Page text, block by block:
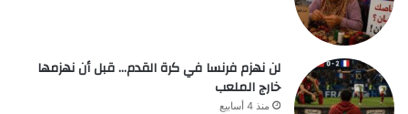
لن نهزم فرنسا في كرة القدم… قبل أن نهزمها
خارج الملعب
منذ 4 أسابيع